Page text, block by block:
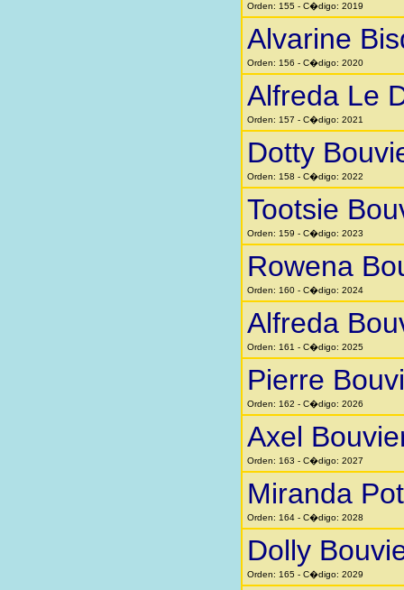
Orden: 155 - C�digo: 2019
Alvarine
Orden: 156 - C�digo: 2020
Alfreda Le
Orden: 157 - C�digo: 2021
Dotty
Orden: 158 - C�digo: 2022
Tootsie
Orden: 159 - C�digo: 2023
Rowena
Orden: 160 - C�digo: 2024
Alfreda
Orden: 161 - C�digo: 2025
Pierre
Orden: 162 - C�digo: 2026
Axel
Orden: 163 - C�digo: 2027
Miranda
Orden: 164 - C�digo: 2028
Dolly
Orden: 165 - C�digo: 2029